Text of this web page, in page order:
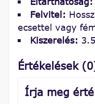
Felvitel:
ecsettel vagy
Kiszerelés:
Értékelések
Írja meg